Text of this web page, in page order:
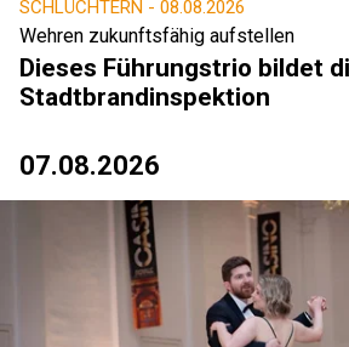
SCHLÜCHTERN - 08.08.2026
Wehren zukunftsfähig aufstellen
Dieses Führungstrio bildet
Stadtbrandinspektion
07.08.2026